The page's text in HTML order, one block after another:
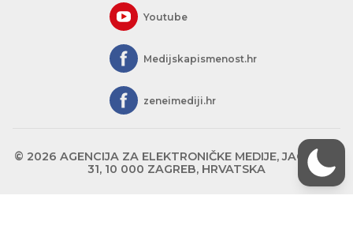
Youtube
Medijskapismenost.hr
zeneimediji.hr
© 2026 AGENCIJA ZA ELEKTRONIČKE MEDIJE, JAGIĆEVA
31, 10 000 ZAGREB, HRVATSKA